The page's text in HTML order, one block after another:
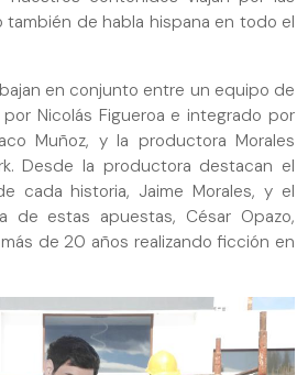
también de habla hispana en todo el
en conjunto entre un equipo de
por Nicolás Figueroa e integrado por
Muñoz, y la productora Morales
Desde la productora destacan el
cada historia, Jaime Morales, y el
de estas apuestas, César Opazo,
de 20 años realizando ficción en